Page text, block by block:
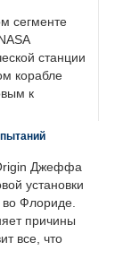
сегменте
станции
корабле
к
Джеффа
установки
во Флориде.
причины
все, что